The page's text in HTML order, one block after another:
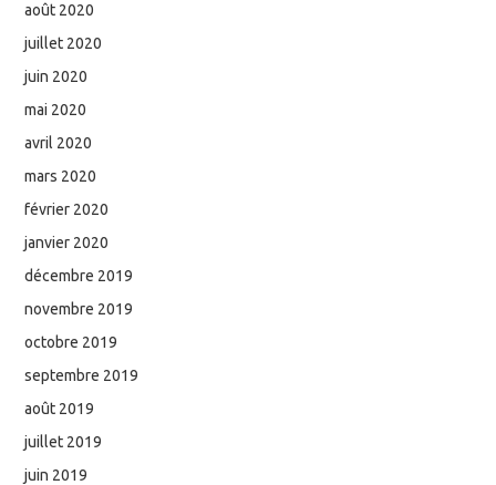
août 2020
juillet 2020
juin 2020
mai 2020
avril 2020
mars 2020
février 2020
janvier 2020
décembre 2019
novembre 2019
octobre 2019
septembre 2019
août 2019
juillet 2019
juin 2019